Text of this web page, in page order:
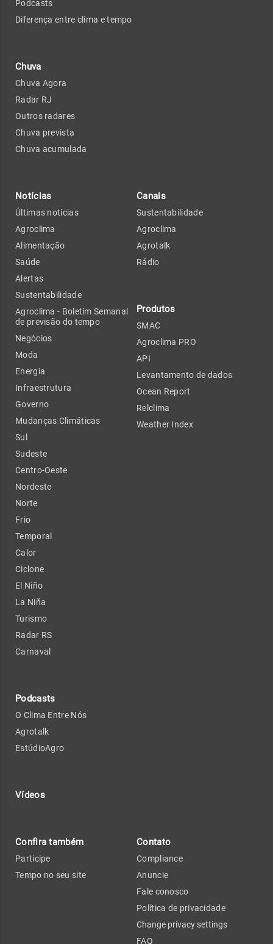
Podcasts
Diferença entre clima e tempo
Chuva
Chuva Agora
Radar RJ
Outros radares
Chuva prevista
Chuva acumulada
Notícias
Últimas notícias
Agroclima
Alimentação
Saúde
Alertas
Sustentabilidade
Agroclima - Boletim Semanal
de previsão do tempo
Negócios
Moda
Energia
Infraestrutura
Governo
Mudanças Climáticas
Sul
Sudeste
Centro-Oeste
Nordeste
Norte
Frio
Temporal
Calor
Ciclone
El Niño
La Niña
Turismo
Radar RS
Carnaval
Podcasts
O Clima Entre Nós
Agrotalk
EstúdioAgro
Vídeos
Canais
Sustentabilidade
Agroclima
Agrotalk
Rádio
Produtos
SMAC
Agroclima PRO
API
Levantamento de dados
Ocean Report
Relclima
Weather Index
Confira também
Participe
Tempo no seu site
Contato
Compliance
Anuncie
Fale conosco
Política de privacidade
Change privacy settings
FAQ